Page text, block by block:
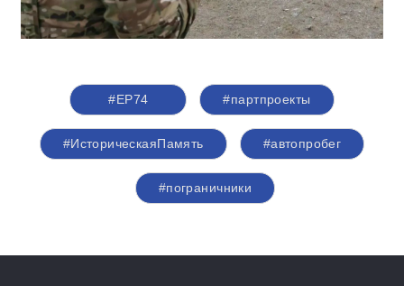
#ЕР74 #партпроекты
#ИсторическаяПамять #автопробег
#пограничники